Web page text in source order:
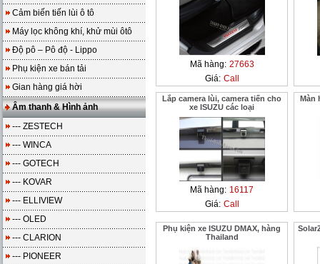
Cảm biến tiến lùi ô tô
Máy lọc không khí, khử mùi ôtô
Độ pô – Pô độ - Lippo
Phụ kiện xe bán tải
Gian hàng giá hời
Âm thanh & Hình ảnh
--- ZESTECH
--- WINCA
--- GOTECH
--- KOVAR
--- ELLIVIEW
--- OLED
--- CLARION
--- PIONEER
Mã hàng: 27663
Giá: Call
Lắp camera lùi, camera tiến cho
xe ISUZU các loại
Mã hàng: 16117
Giá: Call
Màn
Phụ kiện xe ISUZU DMAX, hàng
Thailand